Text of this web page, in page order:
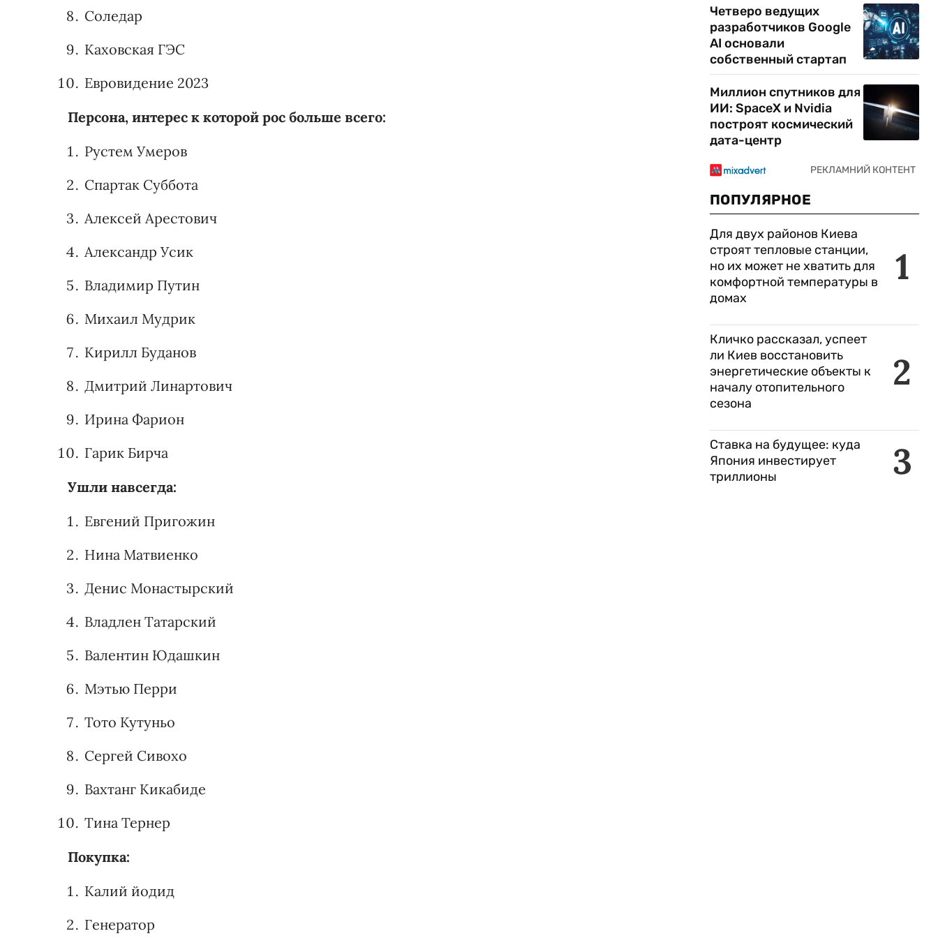
Соледар
Каховская ГЭС
Евровидение 2023
Персона, интерес к которой рос больше всего:
Рустем Умеров
Спартак Суббота
Алексей Арестович
Александр Усик
Владимир Путин
Михаил Мудрик
Кирилл Буданов
Дмитрий Линартович
Ирина Фарион
Гарик Бирча
Ушли навсегда:
Евгений Пригожин
Нина Матвиенко
Денис Монастырский
Владлен Татарский
Валентин Юдашкин
Мэтью Перри
Тото Кутуньо
Сергей Сивохо
Вахтанг Кикабиде
Тина Тернер
Покупка:
Калий йодид
Генератор
Четверо ведущих
разработчиков Google
AI основали
собственный стартап
Миллион спутников для
ИИ: SpaceX и Nvidia
построят космический
дата-центр
ПОПУЛЯРНОЕ
1
Для двух районов Киева
строят тепловые станции,
но их может не хватить для
комфортной температуры в
домах
2
Кличко рассказал, успеет
ли Киев восстановить
энергетические объекты к
началу отопительного
сезона
3
Ставка на будущее: куда
Япония инвестирует
триллионы